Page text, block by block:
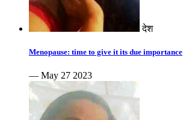
देश
Menopause: time to give it its due importance
— May 27 2023